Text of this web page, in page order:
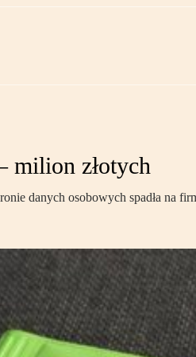
milion złotych
danych osobowych spadła na